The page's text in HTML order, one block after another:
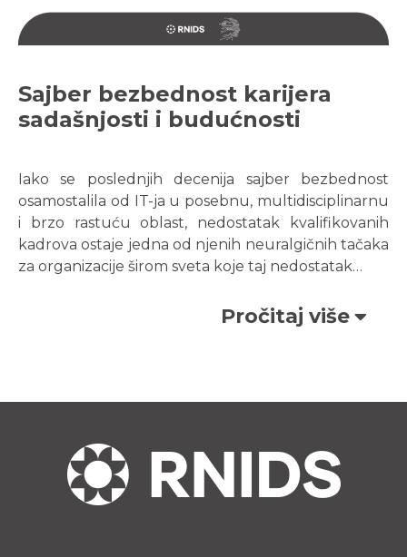
Sajber bezbednost karijera
sadašnjosti i budućnosti
Iako se poslednjih decenija sajber bezbednost
osamostalila od IT-ja u posebnu, multidisciplinarnu
i brzo rastuću oblast, nedostatak kvalifikovanih
kadrova ostaje jedna od njenih neuralgičnih tačaka
za organizacije širom sveta koje taj nedostatak…
Pročitaj više